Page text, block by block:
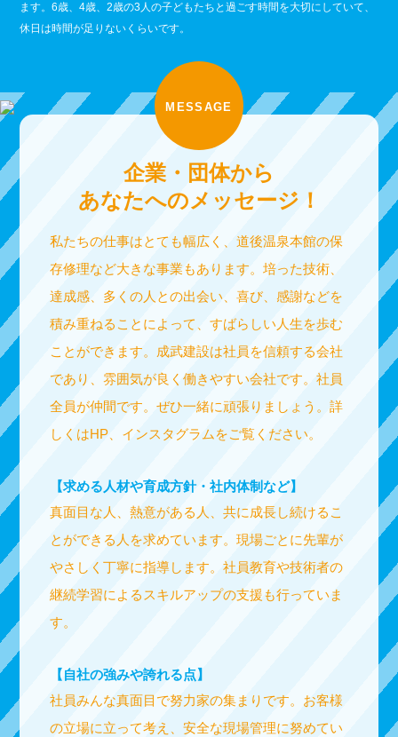
ます。6歳、4歳、2歳の3人の子どもたちと過ごす時間を大切にしていて、
休日は時間が足りないくらいです。
MESSAGE
企業・団体から
あなたへのメッセージ！
私たちの仕事はとても幅広く、道後温泉本館の保
存修理など大きな事業もあります。培った技術、
達成感、多くの人との出会い、喜び、感謝などを
積み重ねることによって、すばらしい人生を歩む
ことができます。成武建設は社員を信頼する会社
であり、雰囲気が良く働きやすい会社です。社員
全員が仲間です。ぜひ一緒に頑張りましょう。詳
しくはHP、インスタグラムをご覧ください。
【求める人材や育成方針・社内体制など】
真面目な人、熱意がある人、共に成長し続けるこ
とができる人を求めています。現場ごとに先輩が
やさしく丁寧に指導します。社員教育や技術者の
継続学習によるスキルアップの支援も行っていま
す。
【自社の強みや誇れる点】
社員みんな真面目で努力家の集まりです。お客様
の立場に立って考え、安全な現場管理に努めてい